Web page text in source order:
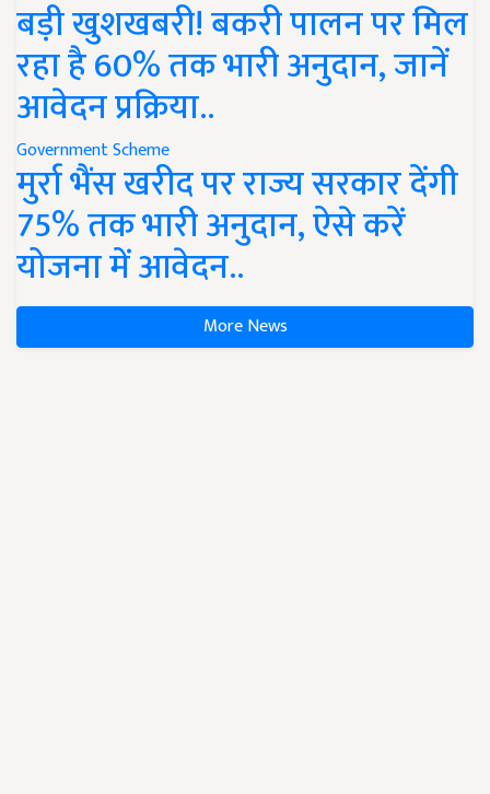
बड़ी खुशखबरी! बकरी पालन पर मिल
रहा है 60% तक भारी अनुदान, जानें
आवेदन प्रक्रिया..
Government Scheme
मुर्रा भैंस खरीद पर राज्य सरकार देंगी
75% तक भारी अनुदान, ऐसे करें
योजना में आवेदन..
More News